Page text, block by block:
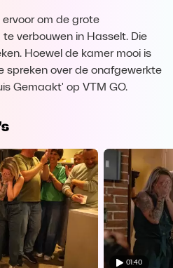
om de grote
verbouwen in Hasselt. Die
Hoewel de kamer mooi is
spreken over de onafgewerkte
Gemaakt' op VTM GO.
01:40